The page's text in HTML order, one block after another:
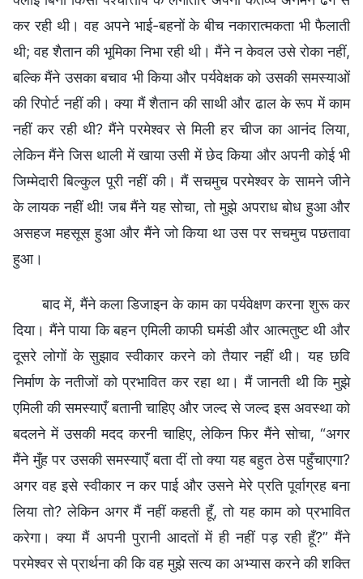
कर रही थी। वह अपने भाई-बहनों के बीच नकारात्मकता भी फैलाती
थी; वह शैतान की भूमिका निभा रही थी। मैंने न केवल उसे रोका नहीं,
बल्कि मैंने उसका बचाव भी किया और पर्यवेक्षक को उसकी समस्याओं
की रिपोर्ट नहीं की। क्या मैं शैतान की साथी और ढाल के रूप में काम
नहीं कर रही थी? मैंने परमेश्वर से मिली हर चीज का आनंद लिया,
लेकिन मैंने जिस थाली में खाया उसी में छेद किया और अपनी कोई भी
जिम्मेदारी बिल्कुल पूरी नहीं की। मैं सचमुच परमेश्वर के सामने जीने
के लायक नहीं थी! जब मैंने यह सोचा, तो मुझे अपराध बोध हुआ और
असहज महसूस हुआ और मैंने जो किया था उस पर सचमुच पछतावा
हुआ।
बाद में, मैंने कला डिजाइन के काम का पर्यवेक्षण करना शुरू कर
दिया। मैंने पाया कि बहन एमिली काफी घमंडी और आत्मतुष्ट थी और
दूसरे लोगों के सुझाव स्वीकार करने को तैयार नहीं थी। यह छवि
निर्माण के नतीजों को प्रभावित कर रहा था। मैं जानती थी कि मुझे
एमिली की समस्याएँ बतानी चाहिए और जल्द से जल्द इस अवस्था को
बदलने में उसकी मदद करनी चाहिए, लेकिन फिर मैंने सोचा, “अगर
मैंने मुँह पर उसकी समस्याएँ बता दीं तो क्या यह बहुत ठेस पहुँचाएगा?
अगर वह इसे स्वीकार न कर पाई और उसने मेरे प्रति पूर्वाग्रह बना
लिया तो? लेकिन अगर मैं नहीं कहती हूँ, तो यह काम को प्रभावित
करेगा। क्या मैं अपनी पुरानी आदतों में ही नहीं पड़ रही हूँ?” मैंने
परमेश्वर से प्रार्थना की कि वह मुझे सत्य का अभ्यास करने की शक्ति